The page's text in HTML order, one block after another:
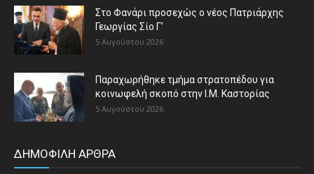
Στο Φανάρι προσεχώς ο νέος Πατριάρχης
Γεωργίας Σίο Γ’
5 Αυγούστου 2026
Παραχωρήθηκε τμήμα στρατοπέδου για
κοινωφελή σκοπό στην Ι.Μ. Καστορίας
5 Αυγούστου 2026
ΔΗΜΟΦΙΛΗ ΑΡΘΡΑ